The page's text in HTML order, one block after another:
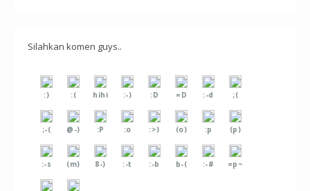
Silahkan komen guys..
:) :( hihi :-) :D =D :-d ;(
;-( @-) :P :o :>) (o) :p (p)
:-s (m) 8-) :-t :-b b-( :-# =p~